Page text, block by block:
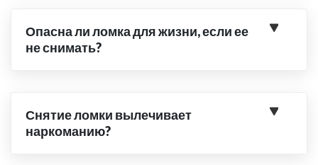
Опасна ли ломка для жизни, если ее
не снимать?
Снятие ломки вылечивает
наркоманию?